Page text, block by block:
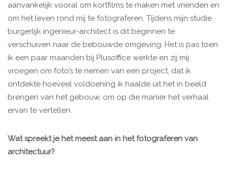
aanvankelijk vooral om kortfilms te maken met vrienden en
om het leven rond mij te fotograferen. Tijdens mijn studie
burgerlijk ingenieur-architect is dit beginnen te
verschuiven naar de bebouwde omgeving. Het is pas toen
ik een paar maanden bij Plusoffice werkte en zij mij
vroegen om foto’s te nemen van een project, dat ik
ontdekte hoeveel voldoening ik haalde uit het in beeld
brengen van het gebouw, om op die manier het verhaal
ervan te vertellen.
Wat spreekt je het meest aan in het fotograferen van
architectuur?